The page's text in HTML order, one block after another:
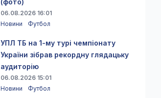
(фото)
06.08.2026 16:01
Новини
Футбол
УПЛ ТБ на 1-му турі чемпіонату
України зібрав рекордну глядацьку
аудиторію
06.08.2026 15:01
Новини
Футбол